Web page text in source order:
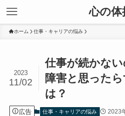
心の体
ホーム 仕事・キャリアの悩み
仕事が続かな
障害と思った
は？
2023
11/02
広告 仕事・キャリアの悩み 2023